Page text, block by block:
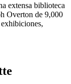
extensa biblioteca
Overton de 9,000